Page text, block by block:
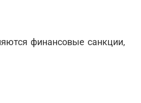
финансовые санкции,